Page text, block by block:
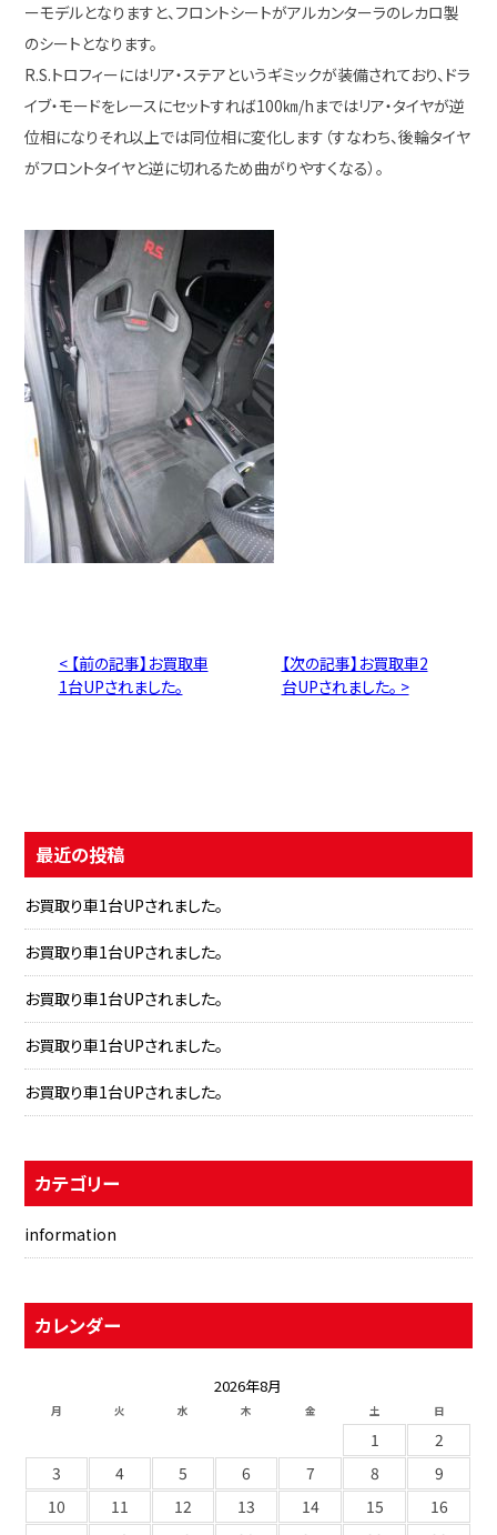
ーモデルとなりますと、フロントシートがアルカンターラのレカロ製
のシートとなります。
R.S.トロフィーにはリア・ステアというギミックが装備されており、ドラ
イブ・モードをレースにセットすれば100㎞/hまではリア・タイヤが逆
位相になりそれ以上では同位相に変化します（すなわち、後輪タイヤ
がフロントタイヤと逆に切れるため曲がりやすくなる）。
< 【前の記事】お買取車
1台UPされました。
【次の記事】お買取車2
台UPされました。 >
最近の投稿
お買取り車1台UPされました。
お買取り車1台UPされました。
お買取り車1台UPされました。
お買取り車1台UPされました。
お買取り車1台UPされました。
カテゴリー
information
カレンダー
2026年8月
月 火 水 木 金 土 日
1
2
3
4 5 6 7 8
9
10
11 12 13 14 15
16